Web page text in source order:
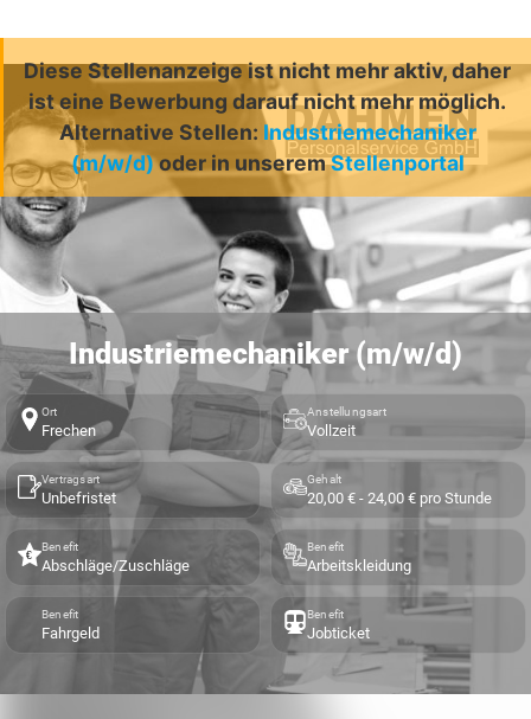
Diese Stellenanzeige ist nicht mehr aktiv, daher
ist eine Bewerbung darauf nicht mehr möglich.
Alternative Stellen: Industriemechaniker
(m/w/d)oder in unseremStellenportal
Industriemechaniker (m/w/d)
Ort
Frechen
Anstellungsart
Vollzeit
Vertragsart
Unbefristet
Gehalt
20,00 € - 24,00 € pro Stunde
Benefit
Abschläge/Zuschläge
Benefit
Arbeitskleidung
Benefit
Fahrgeld
Benefit
Jobticket